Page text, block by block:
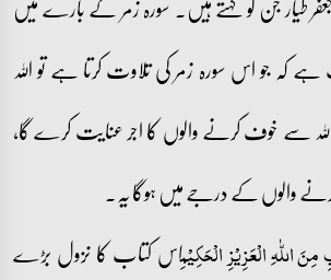
کہ جو اس سورہ زمر کی تلاوت کرتا ہے تو اللہ
سے خوف کرنے والوں کا اجر عنایت کرے گا،
والوں کے درجے میں ہوگا یہ۔
اللّٰہِ الۡعَزِیۡزِ الۡحَکِیۡمِاس کتاب کا نزول بڑے